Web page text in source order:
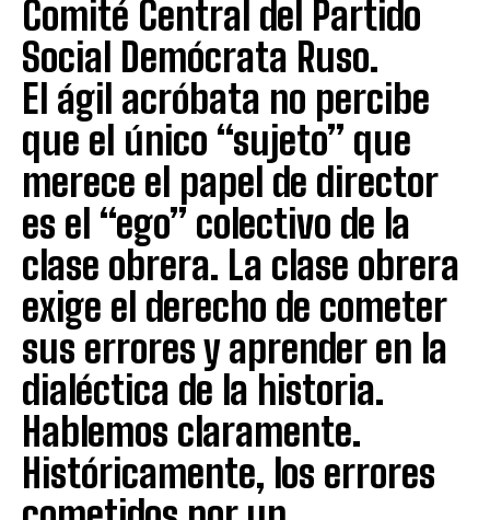
Comité Central del Partido
Social Demócrata Ruso.
El ágil acróbata no percibe
que el único “sujeto” que
merece el papel de director
es el “ego” colectivo de la
clase obrera. La clase obrera
exige el derecho de cometer
sus errores y aprender en la
dialéctica de la historia.
Hablemos claramente.
Históricamente, los errores